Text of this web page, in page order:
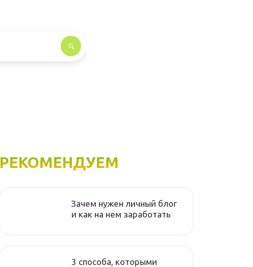
РЕКОМЕНДУЕМ
Зачем нужен личный блог
и как на нем заработать
3 способа, которыми